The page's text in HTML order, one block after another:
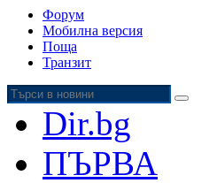
Форум
Мобилна версия
Поща
Транзит
Dir.bg
ПЪРВА